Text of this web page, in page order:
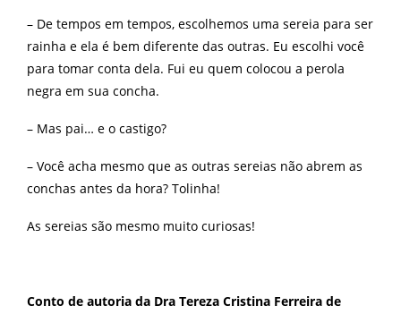
– De tempos em tempos, escolhemos uma sereia para ser
rainha e ela é bem diferente das outras. Eu escolhi você
para tomar conta dela. Fui eu quem colocou a perola
negra em sua concha.
– Mas pai… e o castigo?
– Você acha mesmo que as outras sereias não abrem as
conchas antes da hora? Tolinha!
As sereias são mesmo muito curiosas!
Conto de autoria da Dra Tereza Cristina Ferreira de